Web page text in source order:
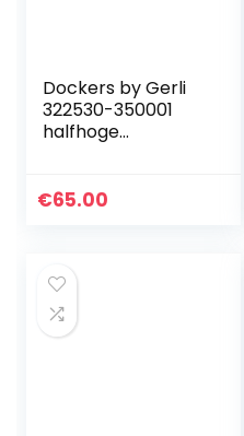
Dockers by Gerli
322530-350001
halfhoge
Zwart Zwart Zwart
€65.00